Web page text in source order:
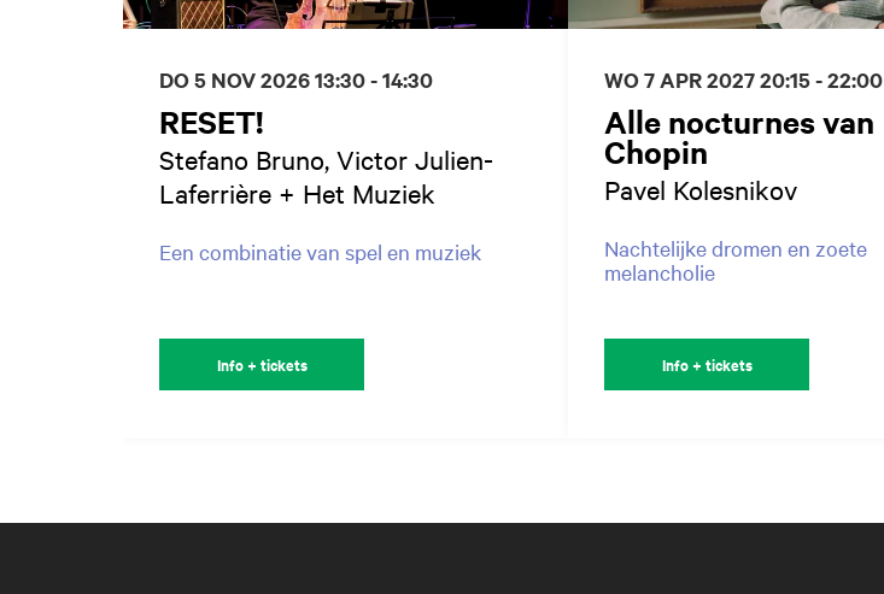
RESET!
Stefano Bruno, Victor Julien-
Laferrière + Het Muziek
Een combinatie van spel en muziek
DO 5 NOV 202613:30 - 14:30
Info + tickets
Alle nocturnes van
Chopin
Pavel Kolesnikov
Nachtelijke dromen en zoete
melancholie
WO 7 APR 202720:15 - 22:00
Info + tickets